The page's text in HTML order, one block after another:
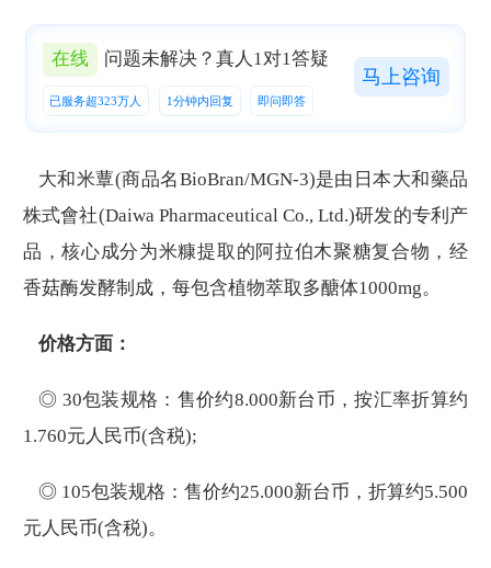
在线 问题未解决？真人1对1答疑
已服务超323万人 1分钟内回复 即问即答
马上咨询
大和米蕈(商品名BioBran/MGN-3)是由日本大和藥品
株式會社(Daiwa Pharmaceutical Co., Ltd.)研发的专利产
品，核心成分为米糠提取的阿拉伯木聚糖复合物，经
香菇酶发酵制成，每包含植物萃取多醣体1000mg。
价格方面：
◎ 30包装规格：售价约8.000新台币，按汇率折算约
1.760元人民币(含税);
◎ 105包装规格：售价约25.000新台币，折算约5.500
元人民币(含税)。